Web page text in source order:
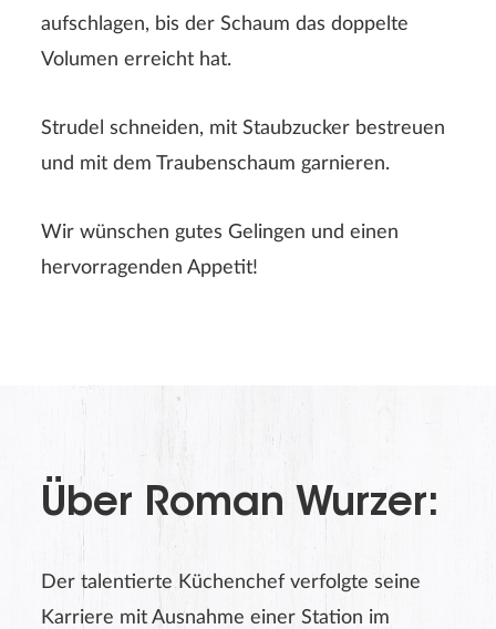
aufschlagen, bis der Schaum das doppelte
Volumen erreicht hat.
Strudel schneiden, mit Staubzucker bestreuen
und mit dem Traubenschaum garnieren.
Wir wünschen gutes Gelingen und einen
hervorragenden Appetit!
Über Roman Wurzer:
Der talentierte Küchenchef verfolgte seine
Karriere mit Ausnahme einer Station im